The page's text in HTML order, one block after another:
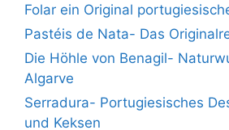
Folar ein Original
Pastéis de Nata- Das
Die Höhle von Benagil-
Algarve
Serradura- Portugiesisches
und Keksen